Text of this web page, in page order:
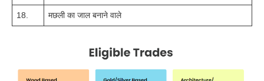
18. मछली का जाल बनाने वाले